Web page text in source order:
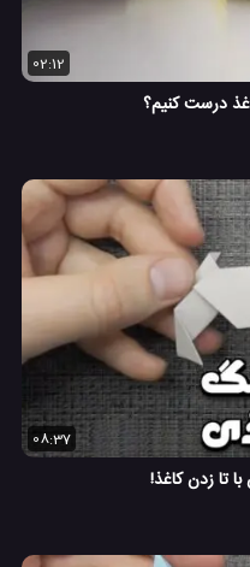
02:12
درست کنیم؟
08:37
تا زدن کاغذ!